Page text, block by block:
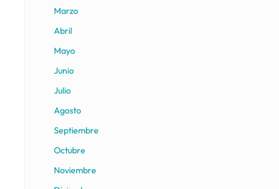
Marzo
Abril
Mayo
Junio
Julio
Agosto
Septiembre
Octubre
Noviembre